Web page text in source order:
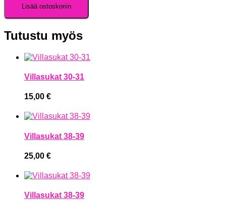
Lisää ostoskoriin
Tutustu myös
Villasukat 30-31
15,00 €
Villasukat 38-39
25,00 €
Villasukat 38-39